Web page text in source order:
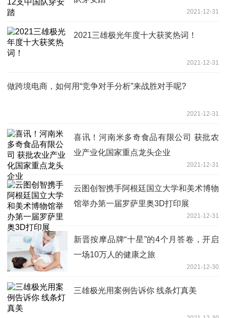
2021-12-31
2021三雄极光年度十大获奖热词！
2021-12-31
做跨境电商，如何用“竞争对手分析”来战胜对手呢?
2021-12-31
喜讯！河南米多奇食品有限公司 获批农
业产业化国家重点龙头企业
2021-12-31
云图创智携手阿根廷国立大学和美术博物
馆举办第一届罗萨里奥3D打印展
2021-12-31
新晋按摩品牌“十星”的4个月答卷，开启
一场10万人的健康之旅
2021-12-30
三雄极光用案例告诉你 线条灯真美